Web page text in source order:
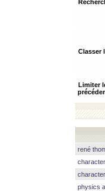
Classer
Limiter
rené
physics